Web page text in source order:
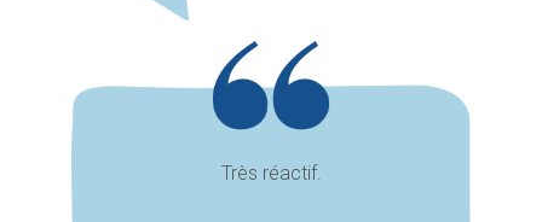
Très réactif.